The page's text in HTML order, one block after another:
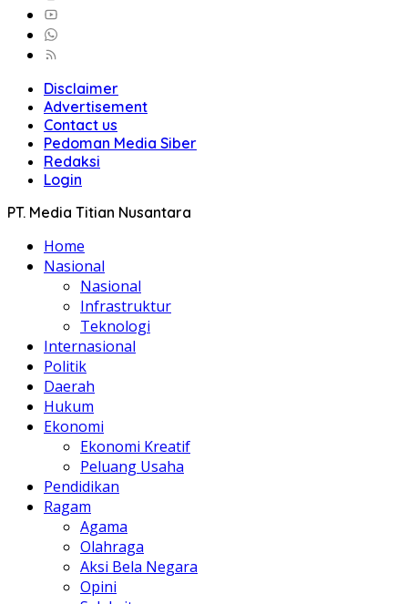
Disclaimer
Advertisement
Contact us
Pedoman Media Siber
Redaksi
Login
PT. Media Titian Nusantara
Home
Nasional
Nasional
Infrastruktur
Teknologi
Internasional
Politik
Daerah
Hukum
Ekonomi
Ekonomi Kreatif
Peluang Usaha
Pendidikan
Ragam
Agama
Olahraga
Aksi Bela Negara
Opini